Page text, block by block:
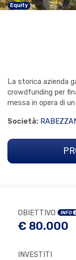
Equity
La storica azienda
crowdfunding per
messa in opera di
Società:
OBIETTIVO INFO
€ 80.000
INVESTITI